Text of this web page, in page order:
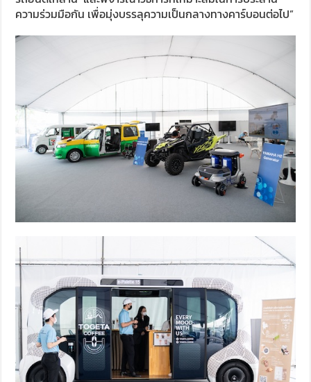
ความร่วมมือกัน เพื่อมุ่งบรรลุความเป็นกลางทางคาร์บอนต่อไป”